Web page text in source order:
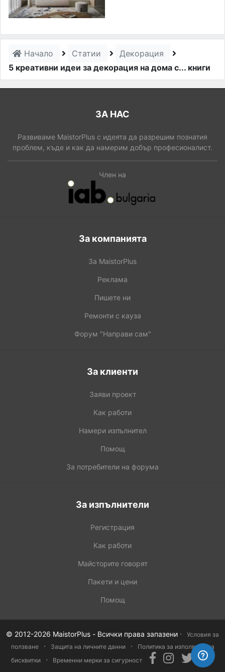
Начало Статии
Декорация
5 креативни идеи за декорация на дома с... книги
ЗА НАС
Развиваме MaistorPlus с идеята да разрешим познатия
проблем, къде и как да намерим добър професионалист.
Член на
За компанията
За MaistorPlus
Реклама
Пишете ни
Ремонти с кауза
Форум "Направи сам"
За клиенти
Заяви проект
Как работи
Намери изпълнител
Помощ
За потребители на форума
За изпълнители
Регистрация
Как работи
Майсторите говорят
Пакети и цени
Помощ
© 2012-2026 MaistorPlus - Всички права запазени ·
Условия за
ползване
· Защита на личните данни ·
Политика за изполване на
бисквитки
· Временни мерки за сигурност